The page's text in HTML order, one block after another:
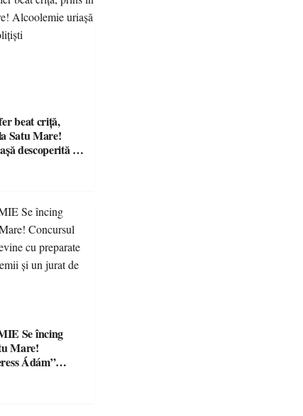
beat criță,
Satu Mare!
descoperită de
Mare!
Ádám”
și un jurat